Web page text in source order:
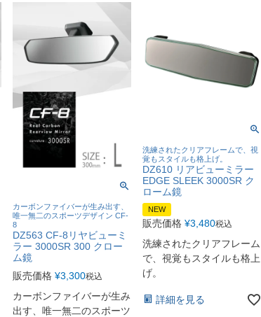
カーボンファイバーが生み出す、
唯一無二のスポーツデザイン CF-
8
DZ563 CF-8リヤビューミ
ラー 3000SR 300 クロー
ム鏡
販売価格 ¥3,300税込
カーボンファイバーが生み
出す、唯一無二のスポーツ
洗練されたクリアフレームで、視
覚もスタイルも格上げ。
DZ610 リアビューミラー
EDGE SLEEK 3000SR ク
ローム鏡
NEW
販売価格 ¥3,480税込
洗練されたクリアフレーム
で、視覚もスタイルも格上
げ。
詳細を見る